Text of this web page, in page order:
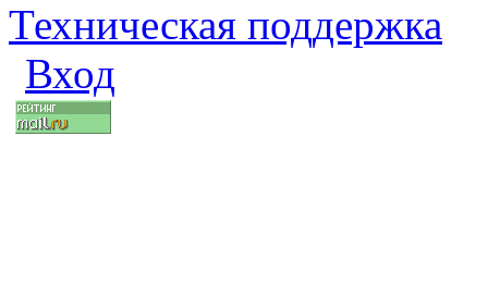
Техническая поддержка
Вход